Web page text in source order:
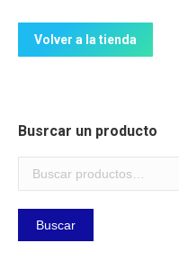
Volver a la tienda
Busrcar un producto
Buscar